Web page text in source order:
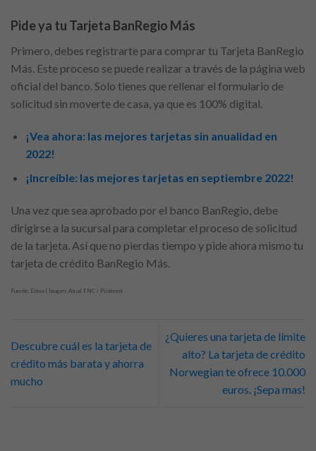
Pide ya tu Tarjeta BanRegio Más
Primero, debes registrarte para comprar tu Tarjeta BanRegio
Más. Este proceso se puede realizar a través de la página web
oficial del banco. Solo tienes que rellenar el formulario de
solicitud sin moverte de casa, ya que es 100% digital.
¡Vea ahora: las mejores tarjetas sin anualidad en
2022!
¡Increíble: las mejores tarjetas en septiembre 2022!
Una vez que sea aprobado por el banco BanRegio, debe
dirigirse a la sucursal para completar el proceso de solicitud
de la tarjeta. Así que no pierdas tiempo y pide ahora mismo tu
tarjeta de crédito BanRegio Más.
Fuente: Estoa | Imagen: Atual FNC / Pinterest
Descubre cuál es la tarjeta de
crédito más barata y ahorra
mucho
¿Quieres una tarjeta de límite
alto? La tarjeta de crédito
Norwegian te ofrece 10.000
euros. ¡Sepa mas!